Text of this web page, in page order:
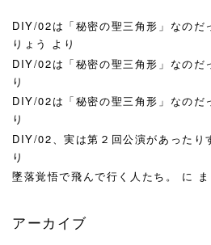
DIY/02は「秘密の聖三角形」なのだ
りょう より
DIY/02は「秘密の聖三角形」なのだ
り
DIY/02は「秘密の聖三角形」なのだ
り
DIY/02、実は第２回公演があったり
り
墜落覚悟で飛んで行く人たち。
に
アーカイブ